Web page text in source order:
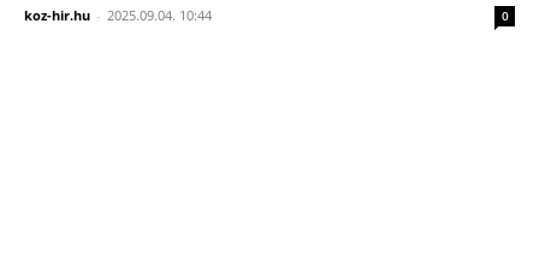
koz-hir.hu - 2025.09.04. 10:44 0